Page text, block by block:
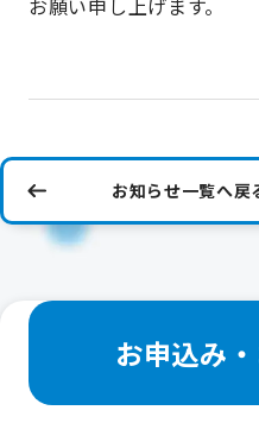
お願い申し上げます。
お知らせ一覧へ戻
お申込み